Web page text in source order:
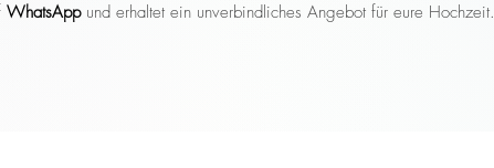
WhatsAppund erhaltet ein unverbindliches Angebot für eure Hochzeit.